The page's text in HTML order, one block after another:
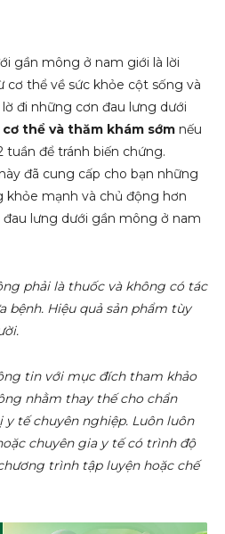
gần mông ở nam giới là lời
cơ thể về sức khỏe cột sống và
đi những cơn đau lưng dưới
thể và thăm khám sớm nếu
để tránh biến chứng.
đã cung cấp cho bạn những
khỏe mạnh và chủ động hơn
đau lưng dưới gần mông ở nam
phải là thuốc và không có tác
bệnh. Hiệu quả sản phẩm tùy
tin với mục đích tham khảo
nhằm thay thế cho chẩn
y tế chuyên nghiệp. Luôn luôn
chuyên gia y tế có trình độ
trình tập luyện hoặc chế